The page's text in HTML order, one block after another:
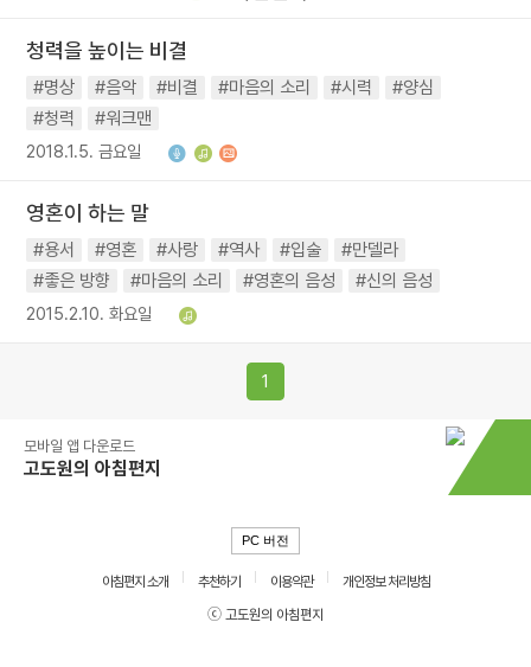
청력을 높이는 비결
#명상 #음악 #비결 #마음의 소리 #시력
#양심
#청력
#워크맨
2018.1.5. 금요일
영혼이 하는 말
#용서 #영혼 #사랑 #역사 #입술
#만델라
#좋은 방향
#마음의 소리 #영혼의 음성 #신의 음성
2015.2.10. 화요일
1
모바일 앱 다운로드
고도원의 아침편지
PC 버전
아침편지 소개 추천하기 이용약관
개인정보 처리방침
ⓒ 고도원의 아침편지